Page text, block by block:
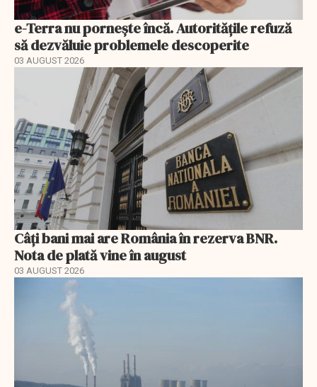
e-Terra nu pornește încă. Autoritățile refuză
să dezvăluie problemele descoperite
03 AUGUST 2026
Câți bani mai are România în rezerva BNR.
Nota de plată vine în august
03 AUGUST 2026